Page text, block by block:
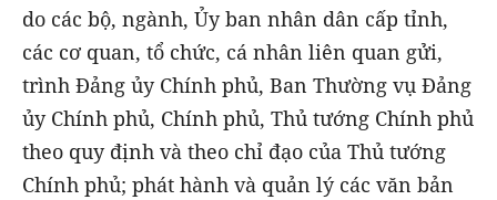
do các bộ, ngành, Ủy ban nhân dân cấp tỉnh,
các cơ quan, tổ chức, cá nhân liên quan gửi,
trình Đảng ủy Chính phủ, Ban Thường vụ Đảng
ủy Chính phủ, Chính phủ, Thủ tướng Chính phủ
theo quy định và theo chỉ đạo của Thủ tướng
Chính phủ; phát hành và quản lý các văn bản